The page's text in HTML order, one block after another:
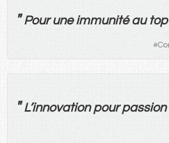
" Pour une immunité au top
#
"L’innovation pour passion